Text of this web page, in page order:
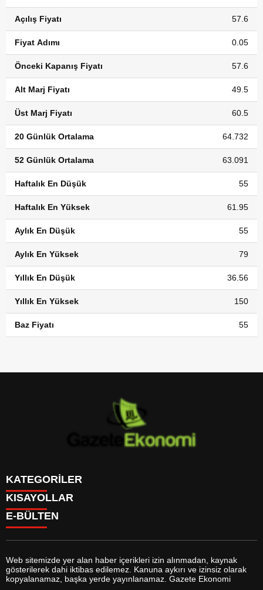
Açılış Fiyatı 57.6
Fiyat Adımı 0.05
Önceki Kapanış Fiyatı 57.6
Alt Marj Fiyatı 49.5
Üst Marj Fiyatı 60.5
20 Günlük Ortalama 64.732
52 Günlük Ortalama 63.091
Haftalık En Düşük 55
Haftalık En Yüksek 61.95
Aylık En Düşük 55
Aylık En Yüksek 79
Yıllık En Düşük 36.56
Yıllık En Yüksek 150
Baz Fiyatı 55
KATEGORİLER
GÜNDEM
DÜNYA
SİYASET
MAGAZİN
SAĞLIK
EĞİTİM
YAŞAM
KISAYOLLAR
BURÇLAR
FİKSTÜR
FİRMA EKLE
FİRMA REHBERİ
E-BÜLTEN
gazeteekonomi.com e-bültenine abone olarak, tarafınıza haber,
Web sitemizde yer alan haber içerikleri izin alınmadan, kaynak
gösterilerek dahi iktibas edilemez. Kanuna aykırı ve izinsiz olarak
kopyalanamaz, başka yerde yayınlanamaz. Gazete Ekonomi